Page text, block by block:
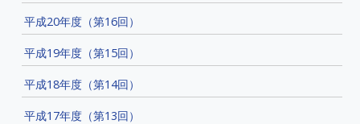
平成20年度（第16回）
平成19年度（第15回）
平成18年度（第14回）
平成17年度（第13回）